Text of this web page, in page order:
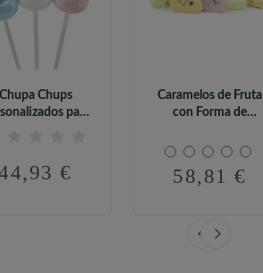
Chups
para
€
Caramelos de Fruta
con Forma de
58,81 €